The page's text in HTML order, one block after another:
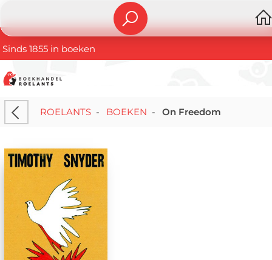
Sinds 1855 in boeken
ROELANTS- BOEKEN - On Freedom